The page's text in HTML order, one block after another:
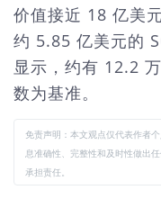
价值接近 18 亿美
约 5.85 亿美元的
显示，约有 12.2
数为基准。
免责声明：本文观点仅代表作者
息准确性、完整性和及时性做出
承担责任。